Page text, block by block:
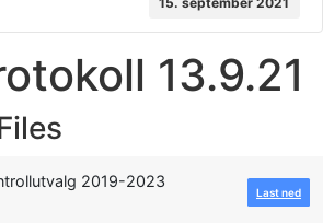
13.9.21
2019-2023
Last ned